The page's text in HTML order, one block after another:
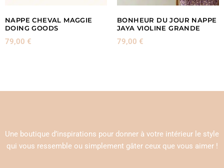
NAPPE CHEVAL MAGGIE
DOING GOODS
79,00 €
BONHEUR DU JOUR NAPPE
JAYA VIOLINE GRANDE
79,00 €
Une boutique d’inspirations pour donner à votre intérieur le style
qui vous ressemble ou simplement gâter ceux que vous aimer !